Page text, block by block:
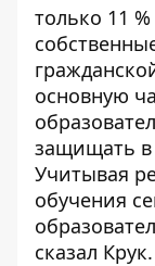
только 11
основную
защищать в
Учитывая
обучения
сказал Крук.